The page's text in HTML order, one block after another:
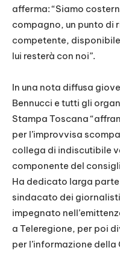
afferma: “Siamo
compagno, un punto di
competente,
lui resterà con noi”.
In una nota diffusa
Bennucci e tutti gli
Stampa Toscana
per l’improvvisa
collega di indiscutibile
componente del
Ha dedicato larga
sindacato dei
impegnato
a Teleregione, per poi
per l’informazione della